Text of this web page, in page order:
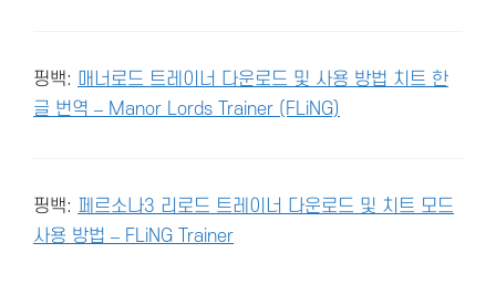
핑백: 매너로드 트레이너 다운로드 및 사용 방법 치트 한
글 번역 – Manor Lords Trainer (FLiNG)
핑백: 페르소나3 리로드 트레이너 다운로드 및 치트 모드
사용 방법 – FLiNG Trainer